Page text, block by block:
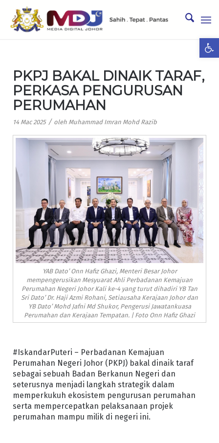
PKPJ BAKAL DINAIK TARAF,
PERKASA PENGURUSAN
PERUMAHAN
14 Mac 2025 / oleh Muhammad Imran Mohd Razib
YAB Dato’ Onn Hafiz Ghazi, Menteri Besar Johor
mempengerusikan Mesyuarat Ahli Perbadanan Kemajuan
Perumahan Negeri Johor Kali ke-4 yang turut dihadiri YB Tan
Sri Dato’ Dr. Haji Azmi Rohani, Setiausaha Kerajaan Johor dan
YB Dato’ Mohd Jafni Md Shukor, Pengerusi Jawatankuasa
Perumahan dan Kerajaan Tempatan. | Foto Onn Hafiz Ghazi
#IskandarPuteri – Perbadanan Kemajuan
Perumahan Negeri Johor (PKPJ) bakal dinaik taraf
sebagai sebuah Badan Berkanun Negeri dan
seterusnya menjadi langkah strategik dalam
memperkukuh ekosistem pengurusan perumahan
serta mempercepatkan pelaksanaan projek
perumahan mampu milik di negeri ini.